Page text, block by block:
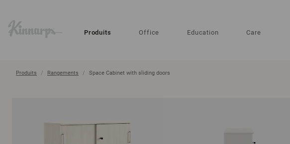
Produits Office Education Care
Produits Rangements Space Cabinet with sliding doors